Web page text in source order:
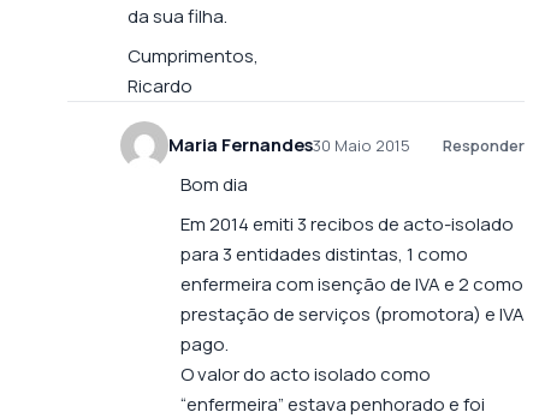
da sua filha.
Cumprimentos,
Ricardo
Maria Fernandes30 Maio 2015 Responder
Bom dia
Em 2014 emiti 3 recibos de acto-isolado
para 3 entidades distintas, 1 como
enfermeira com isenção de IVA e 2 como
prestação de serviços (promotora) e IVA
pago.
O valor do acto isolado como
“enfermeira” estava penhorado e foi